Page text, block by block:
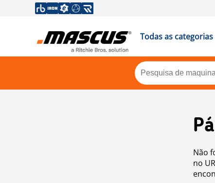
Todas as categorias
Não
no